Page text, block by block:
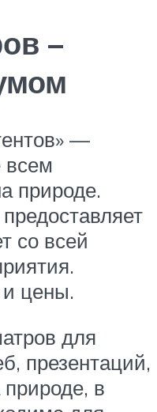
–
—
всем
природе.
со всей
цены.
для
презентаций,
в